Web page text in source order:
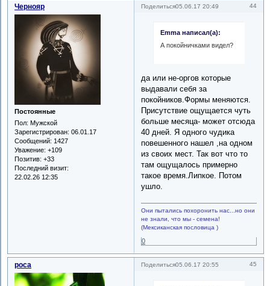
Поделиться 44
05.06.17 20:49
Чернояр
Постоянные
Пол: Мужской
Зарегистрирован: 06.01.17
Сообщений: 1427
Уважение: +109
Позитив: +33
Последний визит:
22.02.26 12:35
Emma написал(а):
А покойничками видел?
да или не-оргов которые
выдавали себя за
покойников.Формы меняются.
Присутствие ощущается чуть
больше месяца- может отсюда
40 дней. Я одного чудика
повешенного нашел ,на одном
из своих мест. Так вот что то
там ощущалось примерно
такое время.Липкое. Потом
ушло.
Они пытались похоронить нас...но они
не знали, что мы - семена!
(Мексиканская пословица )
0
Поделиться 45
05.06.17 20:55
роса